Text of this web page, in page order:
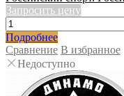
Запросить цену
Подробнее
Сравнение В избранное
Недоступно